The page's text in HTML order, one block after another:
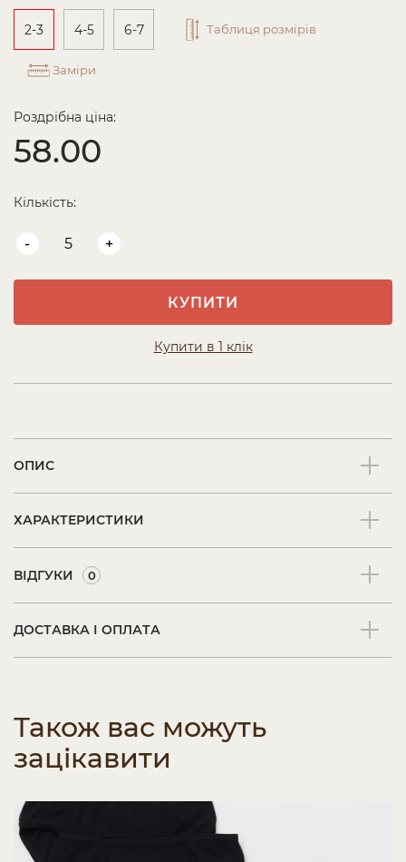
2-3 4-5 6-7 Таблиця розмірів
Заміри
Роздрібна ціна:
58.00
Кількість:
- +
КУПИТИ
Купити в 1 клік
ОПИС
ХАРАКТЕРИСТИКИ
ВІДГУКИ 0
ДОСТАВКА І ОПЛАТА
Також вас можуть
зацікавити